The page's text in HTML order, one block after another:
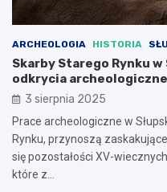
ARCHEOLOGIA HISTORIA
Skarby Starego Rynku w
odkrycia archeologiczne
3 sierpnia 2025
Prace archeologiczne w
Rynku, przynoszą
się pozostałości XV-
które z…